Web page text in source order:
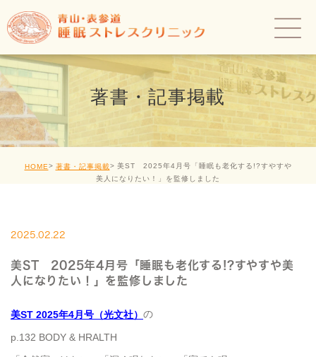
著書・記事掲載
HOME 著書・記事掲載
美ST 2025年4月号「睡眠も老化する!?すやすや
美人になりたい！」を監修しました
2025.02.22
美ST 2025年4月号「睡眠も老化する!?すやすや美
人になりたい！」を監修しました
美ST 2025年4月号（光文社） の
p.132 BODY & HRALTH